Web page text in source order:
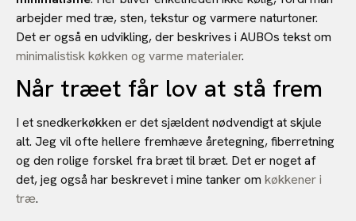
arbejder med træ, sten, tekstur og varmere naturtoner.
Det er også en udvikling, der beskrives i AUBOs tekst om
minimalistisk køkken og varme materialer.
Når træet får lov at stå frem
I et snedkerkøkken er det sjældent nødvendigt at skjule
alt. Jeg vil ofte hellere fremhæve åretegning, fiberretning
og den rolige forskel fra bræt til bræt. Det er noget af
det, jeg også har beskrevet i mine tanker om køkkener i
træ.